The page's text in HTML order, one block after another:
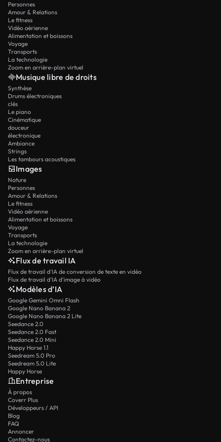
Personnes
Amour & Relations
Le fitness
Vidéo aérienne
Alimentation et boissons
Voyage
Transports
La technologie
Zoom en arrière-plan virtuel
Musique libre de droits
Synthèse
Drums électroniques
clés
Le piano
Cinématique
douceur
électronique
Ambiance
Strings
Les tambours acoustiques
Images
Nature
Personnes
Amour & Relations
Le fitness
Vidéo aérienne
Alimentation et boissons
Voyage
Transports
La technologie
Zoom en arrière-plan virtuel
Flux de travail IA
Flux de travail d’IA de conversion de texte en vidéo
Flux de travail d’IA d’image à vidéo
Modèles d’IA
Google Gemini Omni Flash
Google Nano Banana 2
Google Nano Banana 2 Lite
Seedance 2.0
Seedance 2.0 Fast
Seedance 2.0 Mini
Happy Horse 1.1
Seedream 5.0 Pro
Seedream 5.0 Lite
Happy Horse
Entreprise
À propos
Coverr Plus
Développeurs / API
Blog
FAQ
Annoncer
Contactez-nous